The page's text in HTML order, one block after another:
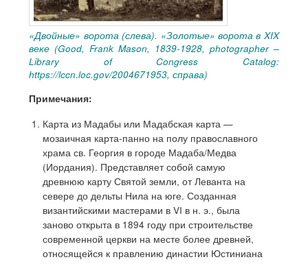
«Двойные» ворота (слева). «Золотые» ворота в XIX
веке (Good, Frank Mason, 1839-1928, photographer –
Library of Congress Catalog:
https://lccn.loc.gov/2004671953, справа)
Примечания:
Карта из Мадабы или Мадабская карта —
мозаичная карта-панно на полу православного
храма св. Георгия в городе Мадаба/Медва
(Иордания). Представляет собой самую
древнюю карту Святой земли, от Леванта на
севере до дельты Нила на юге. Созданная
византийскими мастерами в VI в н. э., была
заново открыта в 1894 году при строительстве
современной церкви на месте более древней,
относящейся к правлению династии Юстиниана